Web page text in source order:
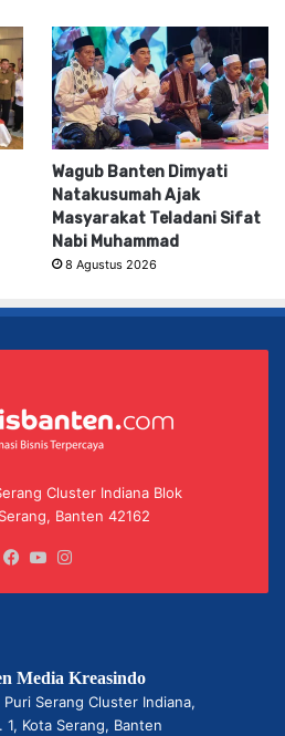
Wagub Banten Dimyati
Natakusumah Ajak
Masyarakat Teladani Sifat
Nabi Muhammad
8 Agustus 2026
Cluster Indiana Blok
Banten 42162
Facebook
YouTube
Media Kreasindo
Serang Cluster Indiana,
1, Kota Serang, Banten